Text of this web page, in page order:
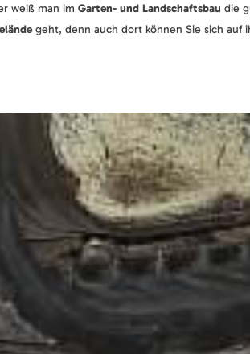
weiß man im Garten- und Landschaftsbau die
geht, denn auch dort können Sie sich auf